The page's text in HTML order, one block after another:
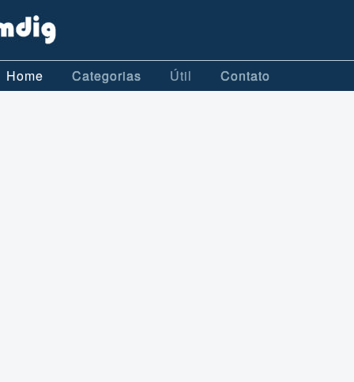
Home Categorias Útil Contato